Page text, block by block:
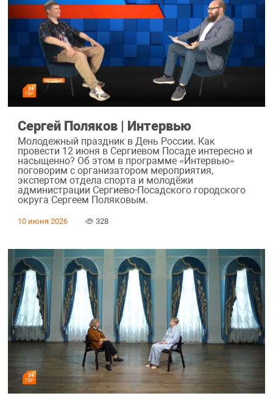
Сергей Поляков | Интервью
Молодежный праздник в День России. Как
провести 12 июня в Сергиевом Посаде интересно и
насыщенно? Об этом в программе «Интервью»
поговорим с организатором мероприятия,
экспертом отдела спорта и молодёжи
администрации Сергиево-Посадского городского
округа Сергеем Поляковым.
10 июня 2026 328